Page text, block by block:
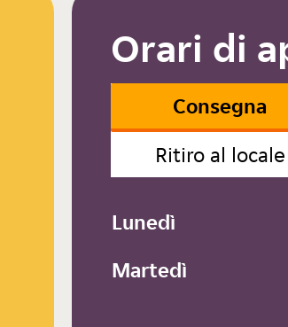
Orari di
Consegna
Ritiro al locale
Lunedì
Martedì